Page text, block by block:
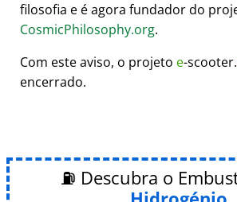
filosofia e é agora fundador do
CosmicPhilosophy.org.
Com este aviso, o projeto e-scooter.
encerrado.
⛽ Descubra o